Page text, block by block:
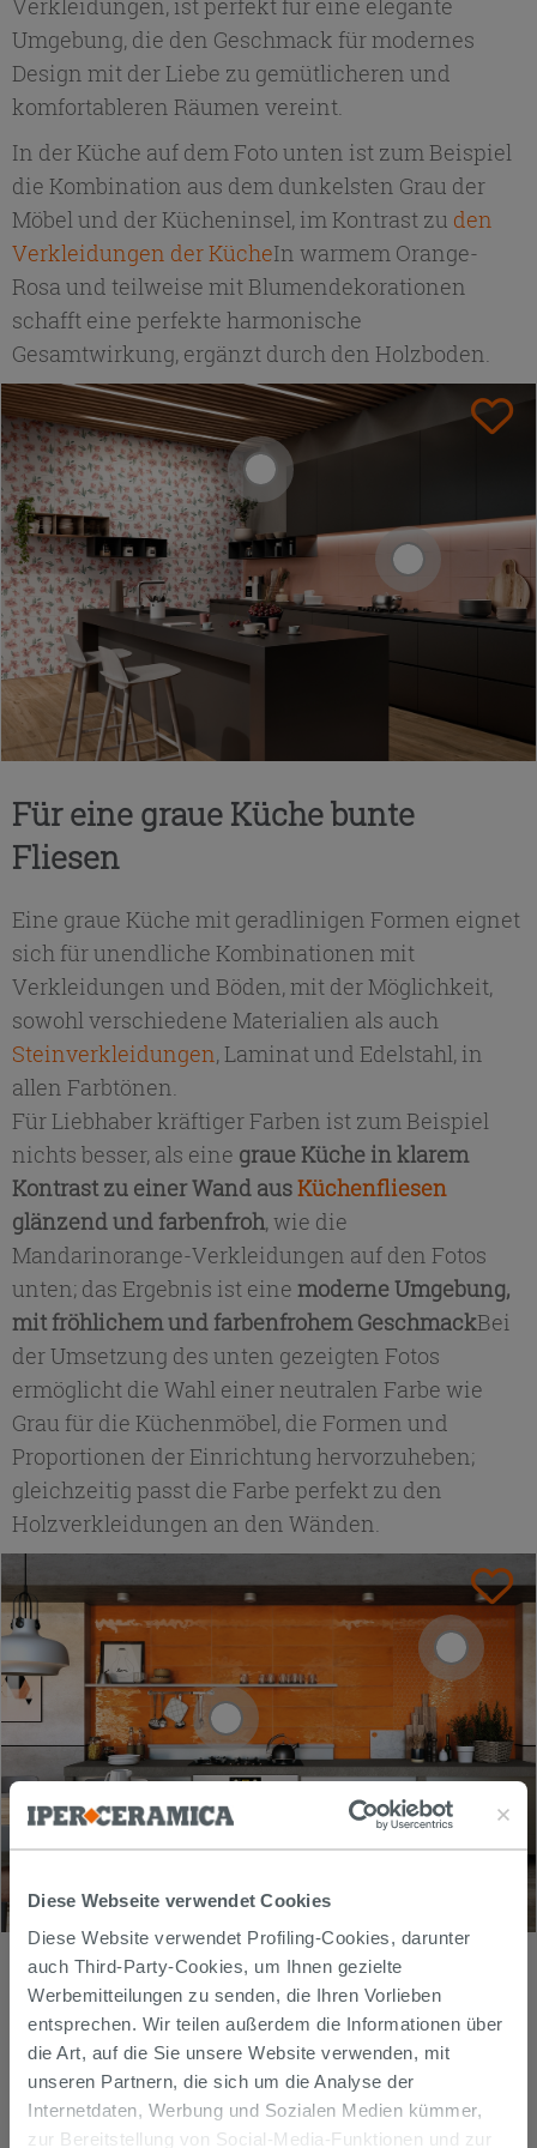
Diese Webseite verwendet Cookies
Diese Website verwendet Profiling-Cookies, darunter
auch Third-Party-Cookies, um Ihnen gezielte
Werbemitteilungen zu senden, die Ihren Vorlieben
entsprechen. Wir teilen außerdem die Informationen über
die Art, auf die Sie unsere Website verwenden, mit
unseren Partnern, die sich um die Analyse der
Internetdaten, Werbung und Sozialen Medien kümmer,
zur Bereitstellung von Social-Media-Funktionen und zur
Verkleidungen, ist perfekt für eine elegante
Umgebung, die den Geschmack für modernes
Design mit der Liebe zu gemütlicheren und
komfortableren Räumen vereint.
In der Küche auf dem Foto unten ist zum Beispiel
die Kombination aus dem dunkelsten Grau der
Möbel und der Kücheninsel, im Kontrast zu den
Verkleidungen der KücheIn warmem Orange-
Rosa und teilweise mit Blumendekorationen
schafft eine perfekte harmonische
Gesamtwirkung, ergänzt durch den Holzboden.
Für eine graue Küche bunte
Fliesen
Eine graue Küche mit geradlinigen Formen eignet
sich für unendliche Kombinationen mit
Verkleidungen und Böden, mit der Möglichkeit,
sowohl verschiedene Materialien als auch
Steinverkleidungen, Laminat und Edelstahl, in
allen Farbtönen.
Für Liebhaber kräftiger Farben ist zum Beispiel
nichts besser, als eine graue Küche in klarem
Kontrast zu einer Wand ausKüchenfliesen
glänzend und farbenfroh, wie die
Mandarinorange-Verkleidungen auf den Fotos
unten; das Ergebnis ist eine moderne Umgebung,
mit fröhlichem und farbenfrohem GeschmackBei
der Umsetzung des unten gezeigten Fotos
ermöglicht die Wahl einer neutralen Farbe wie
Grau für die Küchenmöbel, die Formen und
Proportionen der Einrichtung hervorzuheben;
gleichzeitig passt die Farbe perfekt zu den
Holzverkleidungen an den Wänden.
❯❯
Entdecken Sie alle Lösungen für eine graue
Küche
Steineffekt und skandinavischer
Stil